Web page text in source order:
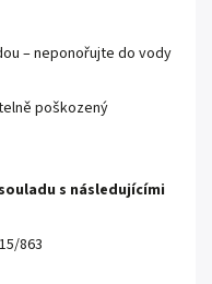
– neponořujte do vody
poškozený
s následujícími
863